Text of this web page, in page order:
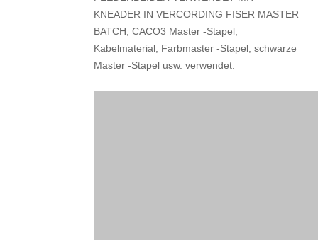
KNEADER IN VERCORDING FISER MASTER
BATCH, CACO3 Master -Stapel,
Kabelmaterial, Farbmaster -Stapel, schwarze
Master -Stapel usw. verwendet.